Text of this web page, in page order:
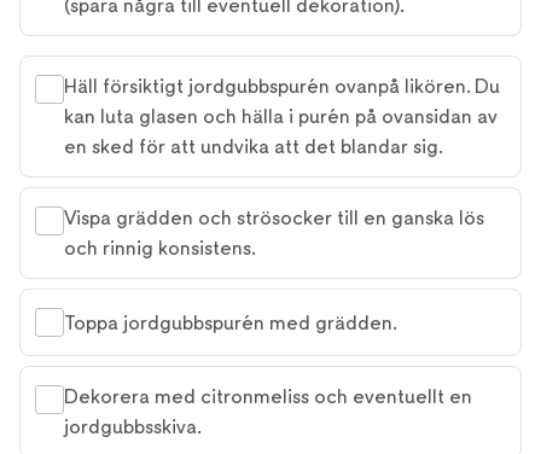
(spara några till eventuell dekoration).
Häll försiktigt jordgubbspurén ovanpå likören. Du
kan luta glasen och hälla i purén på ovansidan av
en sked för att undvika att det blandar sig.
Vispa grädden och strösocker till en ganska lös
och rinnig konsistens.
Toppa jordgubbspurén med grädden.
Dekorera med citronmeliss och eventuellt en
jordgubbsskiva.